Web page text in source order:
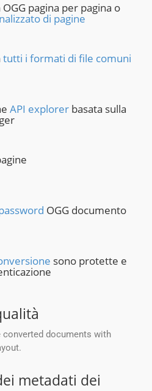
pagina per pagina o
di pagine
tutti i formati di file comuni
API explorer basata sulla
OGG documento
sono protette e
documents with
metadati dei